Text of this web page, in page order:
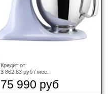
Кредит от
3 862.83 руб / мес.
75 990 руб